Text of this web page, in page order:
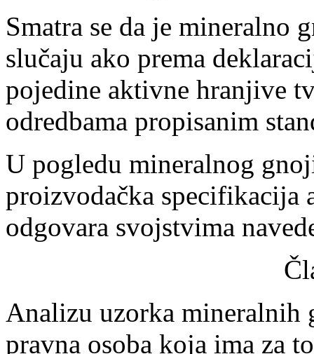
Smatra se da je mineralno
slučaju ako prema
pojedine aktivne hranjive
odredbama propisanim
U pogledu mineralnog
proizvodačka specifikacija
odgovara svojstvima
Analizu uzorka mineralnih
pravna osoba koja ima za